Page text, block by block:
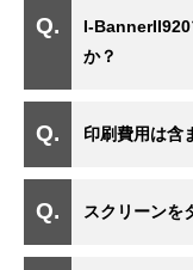
I-BannerII920
か？
印刷費用は含
スクリーンを